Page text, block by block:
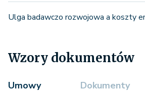
Ulga badawczo rozwojowa a koszty
Wzory dokumentów
Umowy Dokumenty